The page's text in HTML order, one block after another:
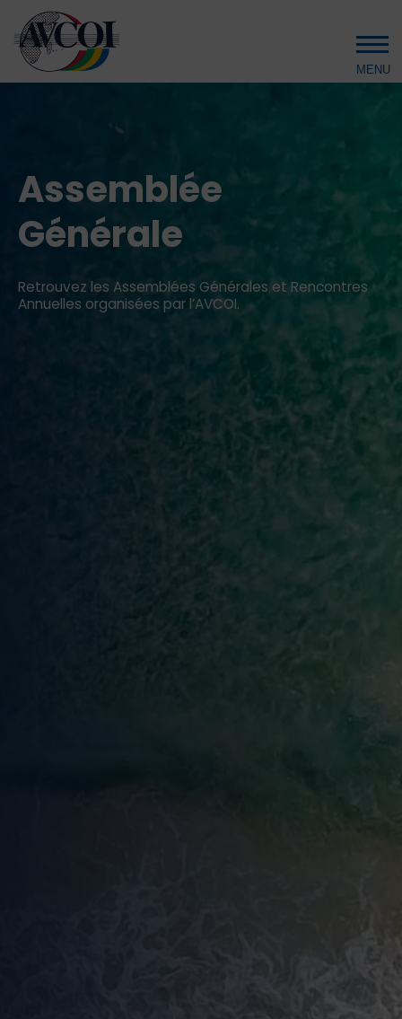
Aller au contenu principal
Assemblée
Générale
Retrouvez les Assemblées Générales et Rencontres
Annuelles organisées par l’AVCOI.